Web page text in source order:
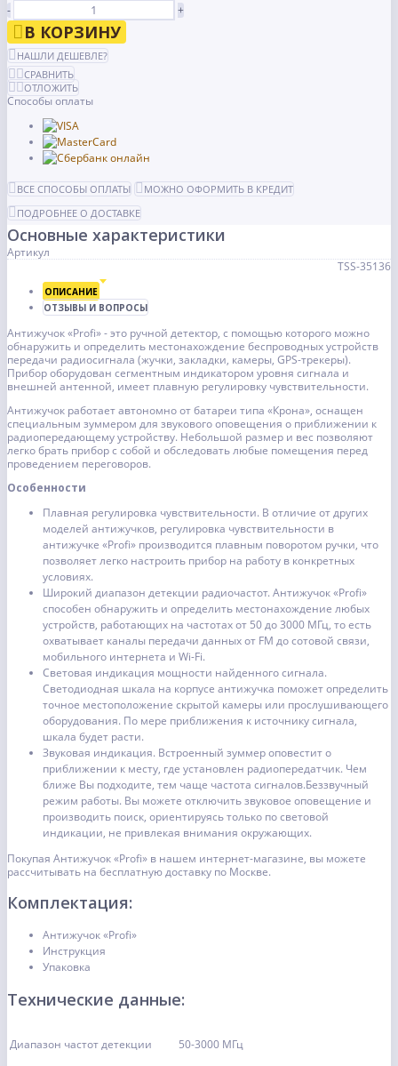
- +
В КОРЗИНУ
НАШЛИ ДЕШЕВЛЕ?
СРАВНИТЬ
ОТЛОЖИТЬ
Способы оплаты
ВСЕ СПОСОБЫ ОПЛАТЫ
МОЖНО ОФОРМИТЬ В КРЕДИТ
ПОДРОБНЕЕ О ДОСТАВКЕ
Основные характеристики
Артикул
TSS-35136
ОПИСАНИЕ
ОТЗЫВЫ И ВОПРОСЫ
Антижучок «Profi» - это ручной детектор, с помощью которого можно
обнаружить и определить местонахождение беспроводных устройств
передачи радиосигнала (жучки, закладки, камеры, GPS-трекеры).
Прибор оборудован сегментным индикатором уровня сигнала и
внешней антенной, имеет плавную регулировку чувствительности.
Антижучок работает автономно от батареи типа «Крона», оснащен
специальным зуммером для звукового оповещения о приближении к
радиопередающему устройству. Небольшой размер и вес позволяют
легко брать прибор с собой и обследовать любые помещения перед
проведением переговоров.
Особенности
Плавная регулировка чувствительности. В отличие от других
моделей антижучков, регулировка чувствительности в
антижучке «Profi» производится плавным поворотом ручки, что
позволяет легко настроить прибор на работу в конкретных
условиях.
Широкий диапазон детекции радиочастот. Антижучок «Profi»
способен обнаружить и определить местонахождение любых
устройств, работающих на частотах от 50 до 3000 МГц, то есть
охватывает каналы передачи данных от FM до сотовой связи,
мобильного интернета и Wi-Fi.
Световая индикация мощности найденного сигнала.
Светодиодная шкала на корпусе антижучка поможет определить
точное местоположение скрытой камеры или прослушивающего
оборудования. По мере приближения к источнику сигнала,
шкала будет расти.
Звуковая индикация. Встроенный зуммер оповестит о
приближении к месту, где установлен радиопередатчик. Чем
ближе Вы подходите, тем чаще частота сигналов.Беззвучный
режим работы. Вы можете отключить звуковое оповещение и
производить поиск, ориентируясь только по световой
индикации, не привлекая внимания окружающих.
Покупая Антижучок «Profi» в нашем интернет-магазине, вы можете
рассчитывать на бесплатную доставку по Москве.
Комплектация:
Антижучок «Profi»
Инструкция
Упаковка
Технические данные:
Диапазон частот детекции 50-3000 МГц